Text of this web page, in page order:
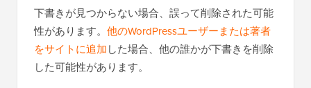
下書きが見つからない場合、誤って削除された可能
性があります。 他のWordPressユーザーまたは著者
をサイトに追加した場合、他の誰かが下書きを削除
した可能性があります。